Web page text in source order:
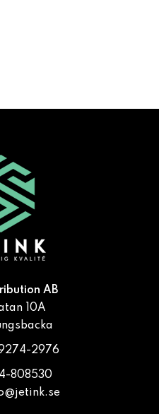
AB
10A
2976
808530